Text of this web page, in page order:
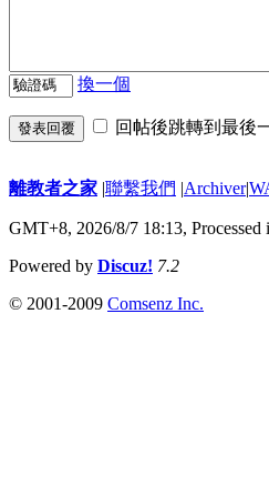
換一個
發表回覆 回帖後跳轉到最後
離教者之家 |聯繫我們 |Archiver|
GMT+8, 2026/8/7 18:13,
Powered by Discuz! 7.2
© 2001-2009 Comsenz Inc.